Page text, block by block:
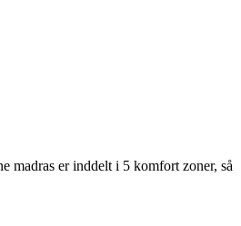
madras er inddelt i 5 komfort zoner, så